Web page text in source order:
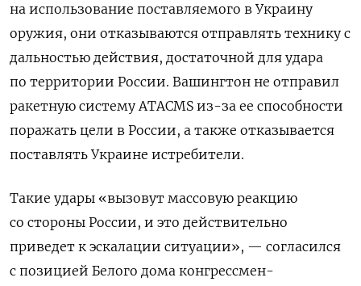
на использование поставляемого в Украину
оружия, они отказываются отправлять технику с
дальностью действия, достаточной для удара
по территории России. Вашингтон не отправил
ракетную систему ATACMS из-за ее способности
поражать цели в России, а также отказывается
поставлять Украине истребители.
Такие удары «вызовут массовую реакцию
со стороны России, и это действительно
приведет к эскалации ситуации», — согласился
с позицией Белого дома конгрессмен-